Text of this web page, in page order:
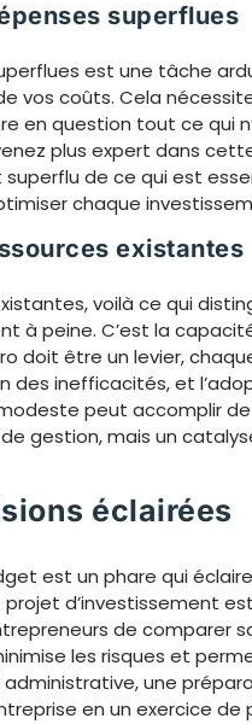
superflues
est une tâche
vos coûts. Cela
en question tout ce qui
plus expert dans
de ce qui est
chaque
existantes
voilà ce qui
à peine. C’est la
doit être un levier,
inefficacités, et
peut accomplir
gestion, mais un
éclairées
est un phare qui
d’investissement
de comparer
les risques et
administrative, une
en un exercice de